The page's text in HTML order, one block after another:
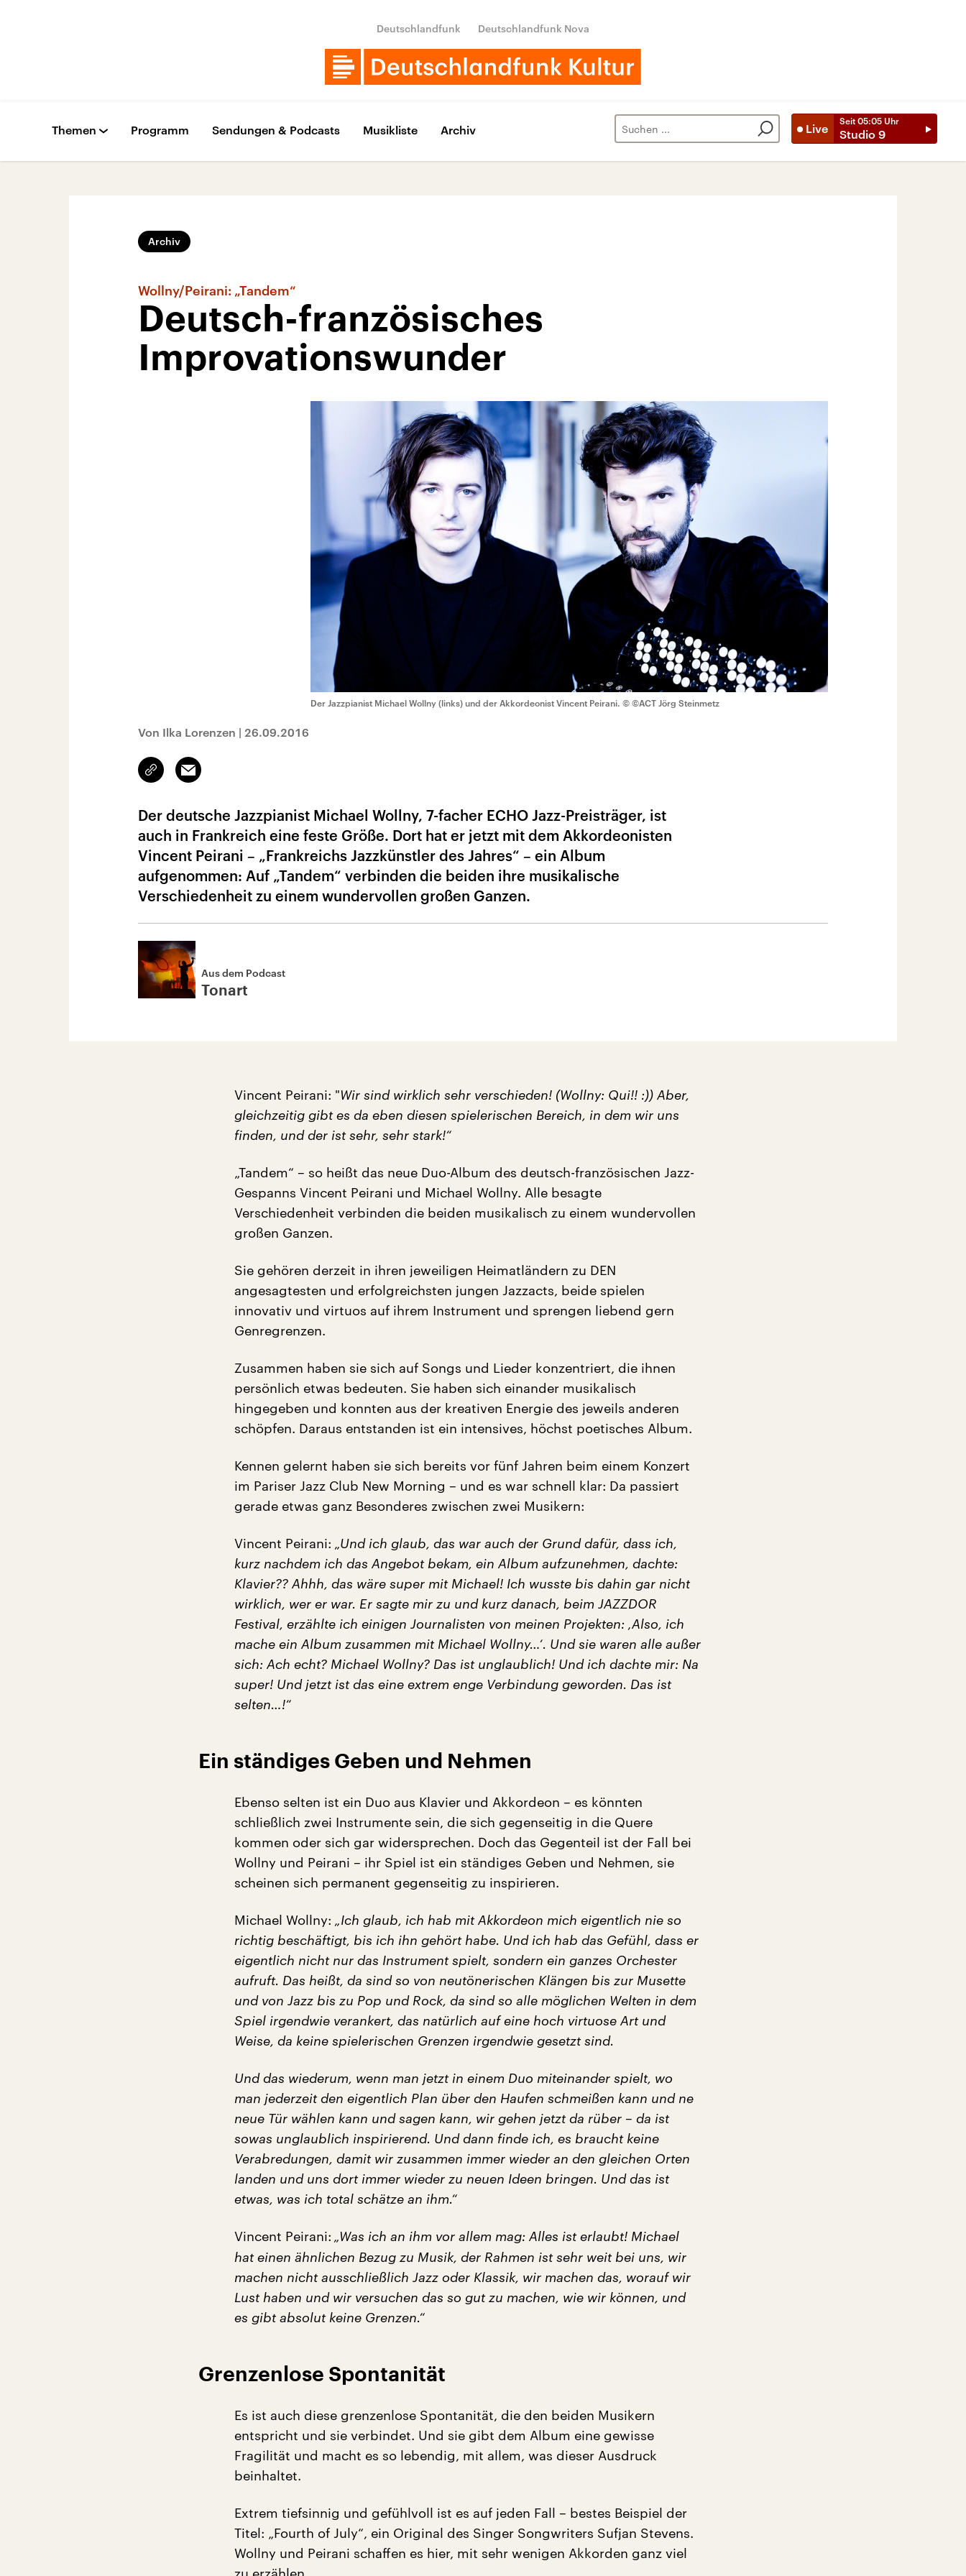
Deutschlandfunk Deutschlandfunk Nova
Live
Seit 05:05 Uhr
Studio 9
Themen Programm Sendungen & Podcasts Musikliste Archiv
Archiv
Wollny/Peirani: „Tandem“
Deutsch-französisches
Improvationswunder
Der Jazzpianist Michael Wollny (links) und der Akkordeonist Vincent Peirani. © ©ACT Jörg Steinmetz
Von Ilka Lorenzen | 26.09.2016
Link
kopieren/teilen
Email
Der deutsche Jazzpianist Michael Wollny, 7-facher ECHO Jazz-Preisträger, ist
auch in Frankreich eine feste Größe. Dort hat er jetzt mit dem Akkordeonisten
Vincent Peirani – „Frankreichs Jazzkünstler des Jahres“ – ein Album
aufgenommen: Auf „Tandem“ verbinden die beiden ihre musikalische
Verschiedenheit zu einem wundervollen großen Ganzen.
Aus dem Podcast
Tonart
Vincent Peirani: "Wir sind wirklich sehr verschieden! (Wollny: Qui!! :)) Aber,
gleichzeitig gibt es da eben diesen spielerischen Bereich, in dem wir uns
finden, und der ist sehr, sehr stark!“
„Tandem“ – so heißt das neue Duo-Album des deutsch-französischen Jazz-
Gespanns Vincent Peirani und Michael Wollny. Alle besagte
Verschiedenheit verbinden die beiden musikalisch zu einem wundervollen
großen Ganzen.
Sie gehören derzeit in ihren jeweiligen Heimatländern zu DEN
angesagtesten und erfolgreichsten jungen Jazzacts, beide spielen
innovativ und virtuos auf ihrem Instrument und sprengen liebend gern
Genregrenzen.
Zusammen haben sie sich auf Songs und Lieder konzentriert, die ihnen
persönlich etwas bedeuten. Sie haben sich einander musikalisch
hingegeben und konnten aus der kreativen Energie des jeweils anderen
schöpfen. Daraus entstanden ist ein intensives, höchst poetisches Album.
Kennen gelernt haben sie sich bereits vor fünf Jahren beim einem Konzert
im Pariser Jazz Club New Morning – und es war schnell klar: Da passiert
gerade etwas ganz Besonderes zwischen zwei Musikern:
Vincent Peirani: „Und ich glaub, das war auch der Grund dafür, dass ich,
kurz nachdem ich das Angebot bekam, ein Album aufzunehmen, dachte:
Klavier?? Ahhh, das wäre super mit Michael! Ich wusste bis dahin gar nicht
wirklich, wer er war. Er sagte mir zu und kurz danach, beim JAZZDOR
Festival, erzählte ich einigen Journalisten von meinen Projekten: ‚Also, ich
mache ein Album zusammen mit Michael Wollny…‘. Und sie waren alle außer
sich: Ach echt? Michael Wollny? Das ist unglaublich! Und ich dachte mir: Na
super! Und jetzt ist das eine extrem enge Verbindung geworden. Das ist
selten…!“
Ein ständiges Geben und Nehmen
Ebenso selten ist ein Duo aus Klavier und Akkordeon – es könnten
schließlich zwei Instrumente sein, die sich gegenseitig in die Quere
kommen oder sich gar widersprechen. Doch das Gegenteil ist der Fall bei
Wollny und Peirani – ihr Spiel ist ein ständiges Geben und Nehmen, sie
scheinen sich permanent gegenseitig zu inspirieren.
Michael Wollny: „Ich glaub, ich hab mit Akkordeon mich eigentlich nie so
richtig beschäftigt, bis ich ihn gehört habe. Und ich hab das Gefühl, dass er
eigentlich nicht nur das Instrument spielt, sondern ein ganzes Orchester
aufruft. Das heißt, da sind so von neutönerischen Klängen bis zur Musette
und von Jazz bis zu Pop und Rock, da sind so alle möglichen Welten in dem
Spiel irgendwie verankert, das natürlich auf eine hoch virtuose Art und
Weise, da keine spielerischen Grenzen irgendwie gesetzt sind.
Und das wiederum, wenn man jetzt in einem Duo miteinander spielt, wo
man jederzeit den eigentlich Plan über den Haufen schmeißen kann und ne
neue Tür wählen kann und sagen kann, wir gehen jetzt da rüber – da ist
sowas unglaublich inspirierend. Und dann finde ich, es braucht keine
Verabredungen, damit wir zusammen immer wieder an den gleichen Orten
landen und uns dort immer wieder zu neuen Ideen bringen. Und das ist
etwas, was ich total schätze an ihm.“
Vincent Peirani: „Was ich an ihm vor allem mag: Alles ist erlaubt! Michael
hat einen ähnlichen Bezug zu Musik, der Rahmen ist sehr weit bei uns, wir
machen nicht ausschließlich Jazz oder Klassik, wir machen das, worauf wir
Lust haben und wir versuchen das so gut zu machen, wie wir können, und
es gibt absolut keine Grenzen.“
Grenzenlose Spontanität
Es ist auch diese grenzenlose Spontanität, die den beiden Musikern
entspricht und sie verbindet. Und sie gibt dem Album eine gewisse
Fragilität und macht es so lebendig, mit allem, was dieser Ausdruck
beinhaltet.
Extrem tiefsinnig und gefühlvoll ist es auf jeden Fall – bestes Beispiel der
Titel: „Fourth of July“, ein Original des Singer Songwriters Sufjan Stevens.
Wollny und Peirani schaffen es hier, mit sehr wenigen Akkorden ganz viel